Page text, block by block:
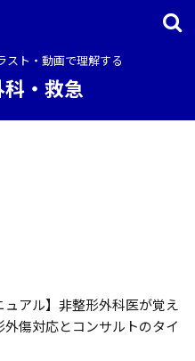
スト・動画で理解する
・救急
ュアル】非整形外科医が覚え
外傷対応とコンサルトのタイ